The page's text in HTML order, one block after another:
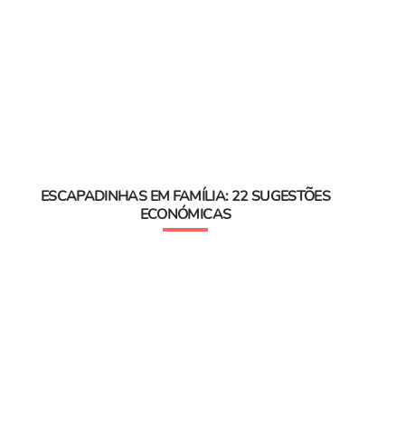
ESCAPADINHAS EM FAMÍLIA: 22 SUGESTÕES
ECONÓMICAS